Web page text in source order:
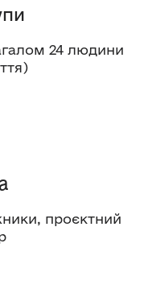
24 людини
проєктний